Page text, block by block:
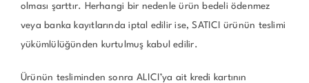
olması şarttır. Herhangi bir nedenle ürün bedeli ödenmez
veya banka kayıtlarında iptal edilir ise, SATICI ürünün teslimi
yükümlülüğünden kurtulmuş kabul edilir.
Ürünün tesliminden sonra ALICI’ya ait kredi kartının